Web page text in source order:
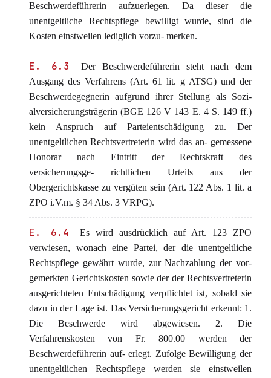
Beschwerdeführerin aufzuerlegen. Da dieser die
unentgeltliche Rechtspflege bewilligt wurde, sind die
Kosten einstweilen lediglich vorzu- merken.
E. 6.3
Der Beschwerdeführerin steht nach dem
Ausgang des Verfahrens (Art. 61 lit. g ATSG) und der
Beschwerdegegnerin aufgrund ihrer Stellung als Sozi-
alversicherungsträgerin (BGE 126 V 143 E. 4 S. 149 ff.)
kein Anspruch auf Parteientschädigung zu. Der
unentgeltlichen Rechtsvertreterin wird das an- gemessene
Honorar nach Eintritt der Rechtskraft des
versicherungsge- richtlichen Urteils aus der
Obergerichtskasse zu vergüten sein (Art. 122 Abs. 1 lit. a
ZPO i.V.m. § 34 Abs. 3 VRPG).
E. 6.4
Es wird ausdrücklich auf Art. 123 ZPO
verwiesen, wonach eine Partei, der die unentgeltliche
Rechtspflege gewährt wurde, zur Nachzahlung der vor-
gemerkten Gerichtskosten sowie der der Rechtsvertreterin
ausgerichteten Entschädigung verpflichtet ist, sobald sie
dazu in der Lage ist. Das Versicherungsgericht erkennt: 1.
Die Beschwerde wird abgewiesen. 2. Die
Verfahrenskosten von Fr. 800.00 werden der
Beschwerdeführerin auf- erlegt. Zufolge Bewilligung der
unentgeltlichen Rechtspflege werden sie einstweilen